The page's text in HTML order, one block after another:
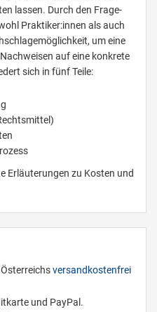
lassen. Durch den Frage-
Praktiker:innen als auch
um eine
auf eine konkrete
sich in fünf Teile:
Erläuterungen zu Kosten und
versandkostenfrei
und PayPal.